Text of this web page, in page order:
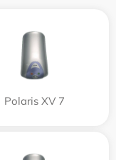
Polaris XV 7